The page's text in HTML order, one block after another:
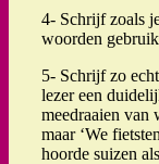
4- Schrijf zoals
woorden
5- Schrijf zo
lezer een
meedraaien van
maar ‘We
hoorde suizen